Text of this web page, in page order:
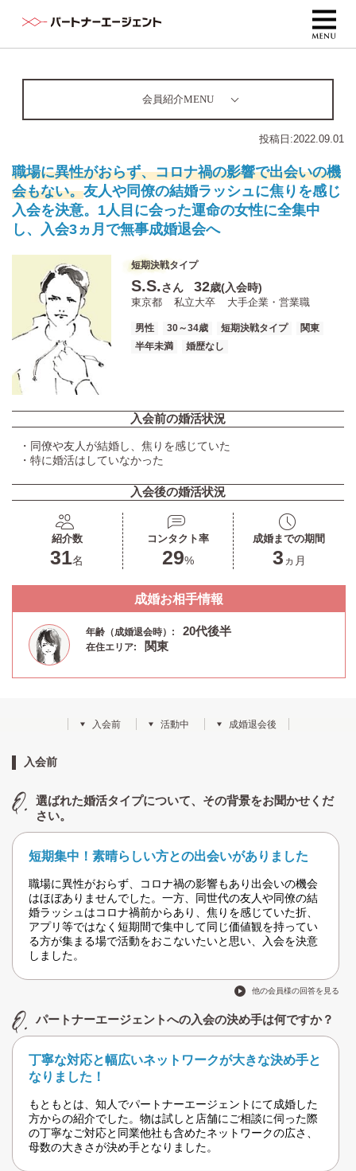
会員紹介MENU
投稿日:2022.09.01
職場に異性がおらず、コロナ禍の影響で出会いの機
会もない。友人や同僚の結婚ラッシュに焦りを感じ
入会を決意。1人目に会った運命の女性に全集中
し、入会3ヵ月で無事成婚退会へ
短期決戦タイプ
S.S.さん 32歳(入会時)
東京都 私立大卒 大手企業・営業職
男性 30～34歳 短期決戦タイプ
関東
半年未満
婚歴なし
入会前の婚活状況
・同僚や友人が結婚し、焦りを感じていた
・特に婚活はしていなかった
入会後の婚活状況
紹介数
31名
コンタクト率
29%
成婚までの期間
3 ヵ月
成婚お相手情報
年齢（成婚退会時）: 20代後半
在住エリア: 関東
入会前 活動中 成婚退会後
入会前
選ばれた婚活タイプについて、その背景をお聞かせくだ
さい。
短期集中！素晴らしい方との出会いがありました
職場に異性がおらず、コロナ禍の影響もあり出会いの機会
はほぼありませんでした。一方、同世代の友人や同僚の結
婚ラッシュはコロナ禍前からあり、焦りを感じていた折、
アプリ等ではなく短期間で集中して同じ価値観を持ってい
る方が集まる場で活動をおこないたいと思い、入会を決意
しました。
他の会員様の回答を見る
パートナーエージェントへの入会の決め手は何ですか？
丁寧な対応と幅広いネットワークが大きな決め手と
なりました！
もともとは、知人でパートナーエージェントにて成婚した
方からの紹介でした。物は試しと店舗にご相談に伺った際
の丁寧なご対応と同業他社も含めたネットワークの広さ、
母数の大きさが決め手となりました。